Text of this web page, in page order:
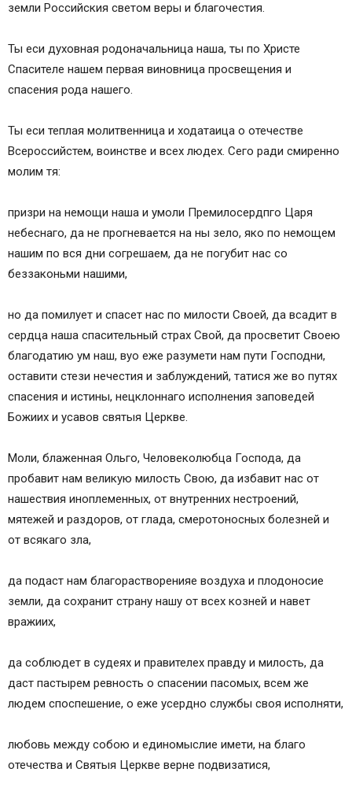
земли Российския светом веры и благочестия.
Ты еси духовная родоначальница наша, ты по Христе
Спасителе нашем первая виновница просвещения и
спасения рода нашего.
Ты еси теплая молитвенница и ходатаица о отечестве
Всероссийстем, воинстве и всех людех. Сего ради смиренно
молим тя:
призри на немощи наша и умоли Премилосердпго Царя
небеснаго, да не прогневается на ны зело, яко по немощем
нашим по вся дни согрешаем, да не погубит нас со
беззаконьми нашими,
но да помилует и спасет нас по милости Своей, да всадит в
сердца наша спасительный страх Свой, да просветит Своею
благодатию ум наш, вуо еже разумети нам пути Господни,
оставити стези нечестия и заблуждений, татися же во путях
спасения и истины, нецклоннаго исполнения заповедей
Божиих и усавов святыя Церкве.
Моли, блаженная Ольго, Человеколюбца Господа, да
пробавит нам великую милость Свою, да избавит нас от
нашествия иноплеменных, от внутренних нестроений,
мятежей и раздоров, от глада, смеротоносных болезней и
от всякаго зла,
да подаст нам благорастворенияе воздуха и плодоносие
земли, да сохранит страну нашу от всех козней и навет
вражиих,
да соблюдет в судеях и правителех правду и милость, да
даст пастырем ревность о спасении пасомых, всем же
людем споспешение, о еже усердно службы своя исполняти,
любовь между собою и единомыслие имети, на благо
отечества и Святыя Церкве верне подвизатися,